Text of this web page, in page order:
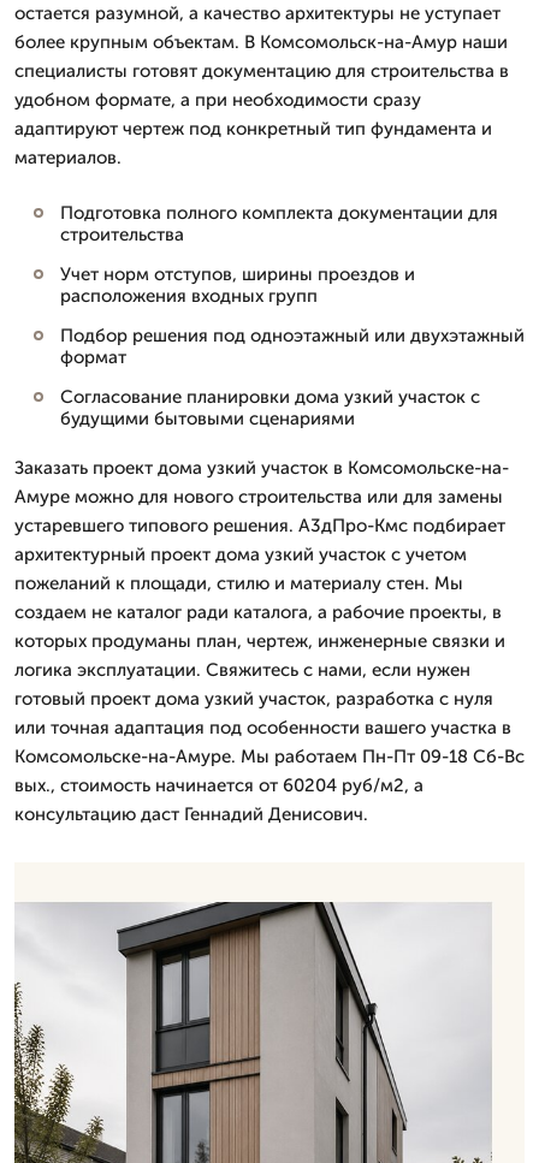
остается разумной, а качество архитектуры не уступает
более крупным объектам. В Комсомольск-на-Амур наши
специалисты готовят документацию для строительства в
удобном формате, а при необходимости сразу
адаптируют чертеж под конкретный тип фундамента и
материалов.
Подготовка полного комплекта документации для
строительства
Учет норм отступов, ширины проездов и
расположения входных групп
Подбор решения под одноэтажный или двухэтажный
формат
Согласование планировки дома узкий участок с
будущими бытовыми сценариями
Заказать проект дома узкий участок в Комсомольске-на-
Амуре можно для нового строительства или для замены
устаревшего типового решения. А3дПро-Кмс подбирает
архитектурный проект дома узкий участок с учетом
пожеланий к площади, стилю и материалу стен. Мы
создаем не каталог ради каталога, а рабочие проекты, в
которых продуманы план, чертеж, инженерные связки и
логика эксплуатации. Свяжитесь с нами, если нужен
готовый проект дома узкий участок, разработка с нуля
или точная адаптация под особенности вашего участка в
Комсомольске-на-Амуре. Мы работаем Пн-Пт 09-18 Сб-Вс
вых., стоимость начинается от 60204 руб/м2, а
консультацию даст Геннадий Денисович.